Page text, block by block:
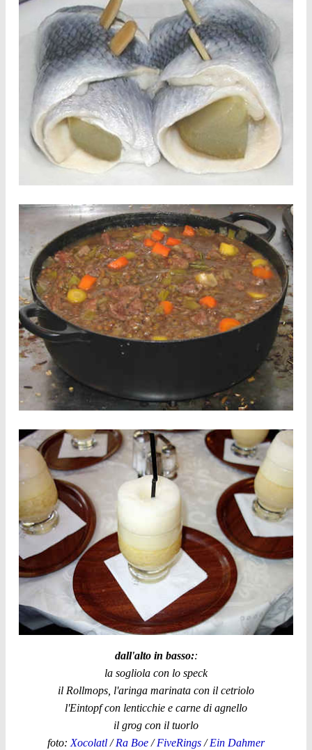
dall'alto in basso::
la sogliola con lo speck
il Rollmops, l'aringa marinata con il cetriolo
l'Eintopf con lenticchie e carne di agnello
il grog con il tuorlo
foto: Xocolatl /Ra Boe /FiveRings /Ein Dahmer